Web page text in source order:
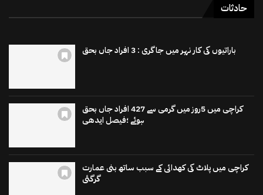
حادثات
باراتیوں کی کار نہر میں جاگری : 3 افراد جاں بحق
کراچی میں 5روز میں گرمی سے 427 افراد جاں بحق
ہوئے ؛فیصل ایدھی
کراچی میں پلاٹ کی کھدائی کے سبب ساتھ بنی عمارت
گرگئی